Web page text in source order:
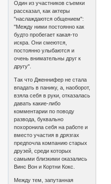
Один из участников съемки
рассказал, как актеры
"наслаждаются общением":
"Между ними постоянно как
будто пробегает какая-то
искра. Они смеются,
постоянно улыбаются и
очень внимательны друг к
другу".
Так что Дженнифер не стала
впадать в панику, а, наоборот,
взяла себя в руки, отказалась
давать какие-либо
комментарии по поводу
развода, буквально
похоронила себя на работе и
вместо участия в дрязгах
предпочла компанию старых
друзей, среди которых
самыми близкими оказались
Винс Вон и Кортни Кокс.
Между тем, запутанная